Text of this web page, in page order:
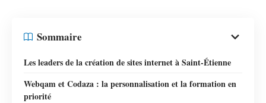
Sommaire
Les leaders de la création de sites internet à Saint-Étienne
Webqam et Codaza : la personnalisation et la formation en
priorité